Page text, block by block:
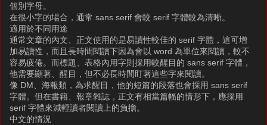
個別字母。
在很小字的場合，通常 sans serif 會較 serif 字體較為清晰。
適用於不同用途
通常文章的內文、正文使用的是易讀性較佳的 serif 字體，這可增
加易讀性，而且長時間閱讀下因為會以 word 為單位來閱讀，較不
容易疲倦。而標題、表格內用字則採用較醒目的 sans serif 字體，
他需要顯著、醒目，但不必長時間盯著這些字來閱讀。
像 DM、海報類，為求醒目，他的短篇的段落也會採用 sans serif
字體。但在書籍、報章雜誌，正文有相當篇幅的情形下，應採用
serif 字體來減輕讀者閱讀上的負擔。
中文的情況